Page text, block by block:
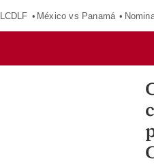
LCDLF México vs Panamá